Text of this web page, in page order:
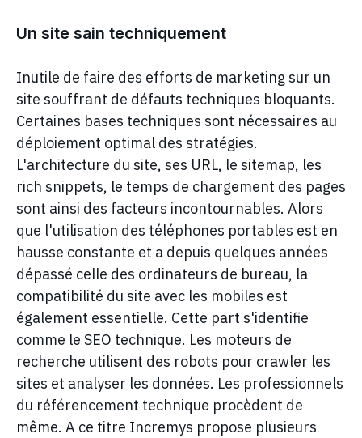
Un site sain techniquement
Inutile de faire des efforts de marketing sur un
site souffrant de défauts techniques bloquants.
Certaines bases techniques sont nécessaires au
déploiement optimal des stratégies.
L'architecture du site, ses URL, le sitemap, les
rich snippets, le temps de chargement des pages
sont ainsi des facteurs incontournables. Alors
que l'utilisation des téléphones portables est en
hausse constante et a depuis quelques années
dépassé celle des ordinateurs de bureau, la
compatibilité du site avec les mobiles est
également essentielle. Cette part s'identifie
comme le SEO technique. Les moteurs de
recherche utilisent des robots pour crawler les
sites et analyser les données. Les professionnels
du référencement technique procèdent de
même. A ce titre Incremys propose plusieurs